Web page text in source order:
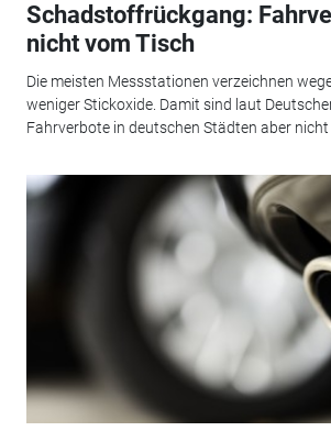
Schadstoffrückgang:
nicht vom Tisch
Die meisten Messstationen verzeichnen
weniger Stickoxide. Damit sind laut
Fahrverbote in deutschen Städten aber nicht